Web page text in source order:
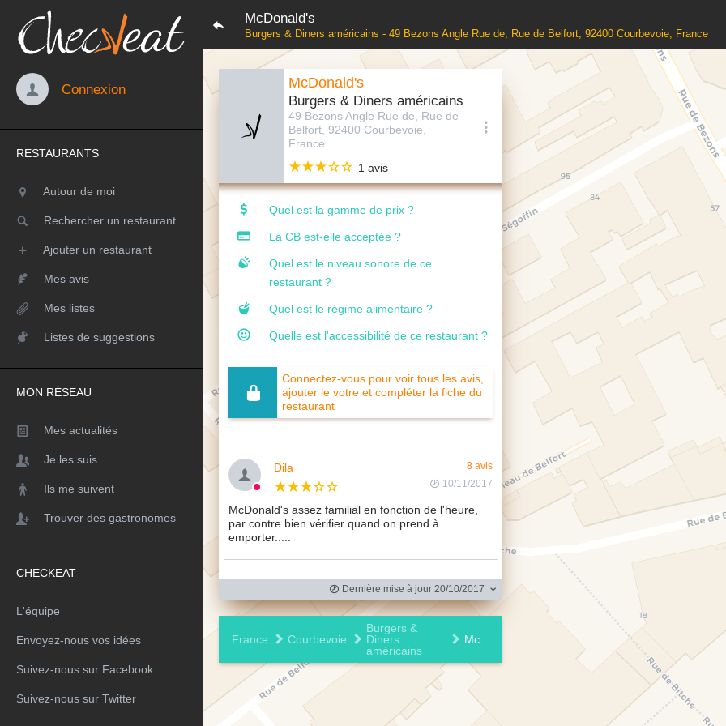
McDonald's
Burgers & Diners américains - 49 Bezons Angle Rue de, Rue de Belfort, 92400 Courbevoie, France
Connexion
RESTAURANTS
Autour de moi
Rechercher un restaurant
Ajouter un restaurant
Mes avis
Mes listes
Listes de suggestions
MON RÉSEAU
Mes actualités
Je les suis
Ils me suivent
Trouver des gastronomes
CHECKEAT
L'équipe
Envoyez-nous vos idées
Suivez-nous sur Facebook
Suivez-nous sur Twitter
McDonald's
Burgers & Diners américains
49 Bezons Angle Rue de, Rue de
Belfort, 92400 Courbevoie,
France
1 avis
Quel est la gamme de prix ?
La CB est-elle acceptée ?
Quel est le niveau sonore de ce
restaurant ?
Quel est le régime alimentaire ?
Quelle est l'accessibilité de ce restaurant ?
Connectez-vous pour voir tous les avis,
ajouter le votre et compléter la fiche du
restaurant
Dila
8 avis
10/11/2017
McDonald's assez familial en fonction de l'heure,
par contre bien vérifier quand on prend à
emporter.....
Dernière mise à jour 20/10/2017
France Courbevoie
Burgers &
Diners
américains
McDonald's